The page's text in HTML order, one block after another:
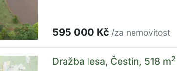
595 000 Kč /za nemovitost
Dražba lesa, Čestín, 518 m2